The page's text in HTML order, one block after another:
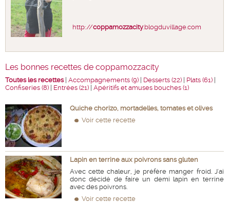
http://coppamozzacity.blogduvillage.com
Les bonnes recettes de coppamozzacity
Toutes les recettes| Accompagnements (9) Desserts (22) Plats (61)
Confiseries (8)
Entrées (21) Apéritifs et amuses bouches (1)
Quiche chorizo, mortadelles, tomates et olives
Voir cette recette
Lapin en terrine aux poivrons sans gluten
Avec cette chaleur, je préfère manger froid. J'ai
donc décidé de faire un demi lapin en terrine
avec des poivrons.
Voir cette recette